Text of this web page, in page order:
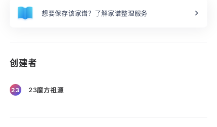
想要保存该家谱？了解家谱整理服务
创建者
23 23魔方祖源